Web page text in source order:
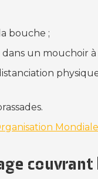
bouche ;
un mouchoir